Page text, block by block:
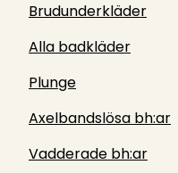
Brudunderkläder
Alla badkläder
Plunge
Axelbandslösa bh:ar
Vadderade bh:ar